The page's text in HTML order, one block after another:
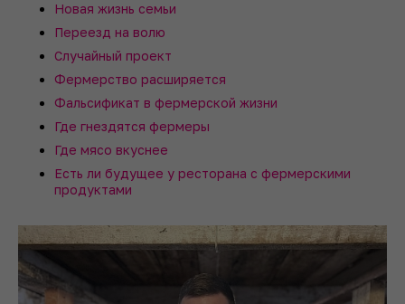
Новая жизнь семьи
Переезд на волю
Случайный проект
Фермерство расширяется
Фальсификат в фермерской жизни
Где гнездятся фермеры
Где мясо вкуснее
Есть ли будущее у ресторана с фермерскими
продуктами